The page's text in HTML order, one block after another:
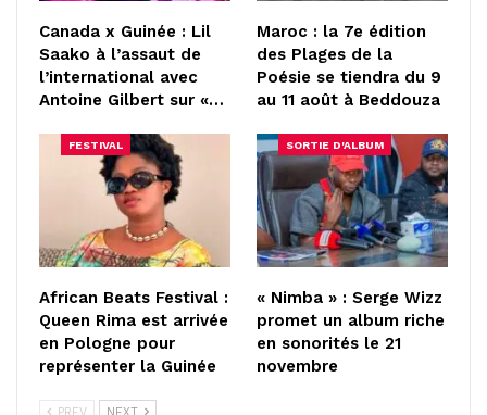
Canada x Guinée : Lil
Saako à l’assaut de
l’international avec
Antoine Gilbert sur «…
Maroc : la 7e édition
des Plages de la
Poésie se tiendra du 9
au 11 août à Beddouza
FESTIVAL
African Beats Festival :
Queen Rima est arrivée
en Pologne pour
représenter la Guinée
SORTIE D'ALBUM
« Nimba » : Serge Wizz
promet un album riche
en sonorités le 21
novembre
PREV NEXT